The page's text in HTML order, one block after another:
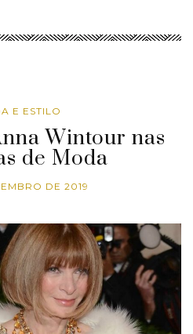
E ESTILO
Wintour nas
de Moda
DE 2019